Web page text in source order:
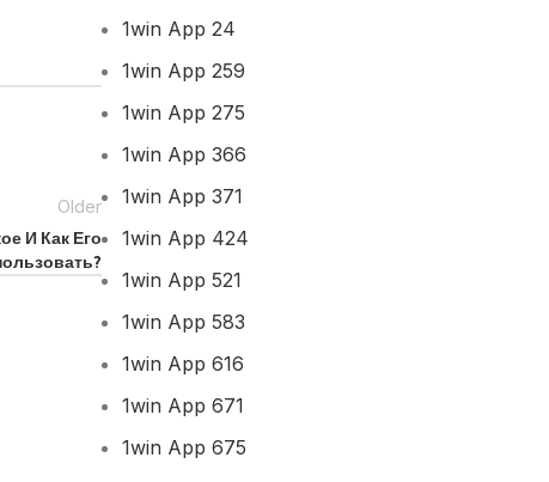
Older
И Как Его
1win App 24
1win App 259
1win App 275
1win App 366
1win App 371
1win App 424
1win App 521
1win App 583
1win App 616
1win App 671
1win App 675